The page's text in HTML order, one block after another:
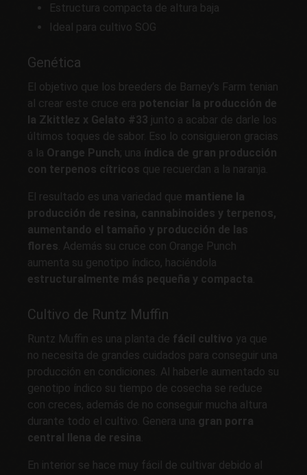
Estructura compacta de altura baja
Ideal para cultivo SOG
Genética
El objetivo que los breeders de Barney’s Farm tenian
al crear este cruce era potenciar la producción de
la Zkittlez x Gelato #33 junto a acabar de darle los
últimos toques de sabor. Eso lo consiguieron gracias
a la Orange Punch; una índica de gran producción
con terpenos cítricos que recuerdan a la naranja.
El resultado es una variedad que mantiene la
producción de resina, cannabinoides y terpenos,
aumentando el tamaño y producción de las
flores. Además su cruce con Orange Punch
aumenta su genotipo índico, haciéndola
estructuralmente más pequeña y compacta.
Cultivo de Runtz Muffin
Runtz Muffin es una planta de fácil cultivo ya que
no necesita de grandes cuidados para conseguir una
producción en condiciones. Al haberle aumentado su
genotipo índico su tiempo de cosecha se reduce
con creces, además de no conseguir mucha altura
durante todo el cultivo. Genera una gran porra
central llena de resina.
En interior se hace muy fácil de cultivar debido al